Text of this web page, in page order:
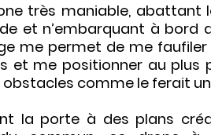
très maniable, abattant
et n’embarquant à bord
me permet de me
et me positionner au plus
obstacles comme le ferait
la porte à des plans